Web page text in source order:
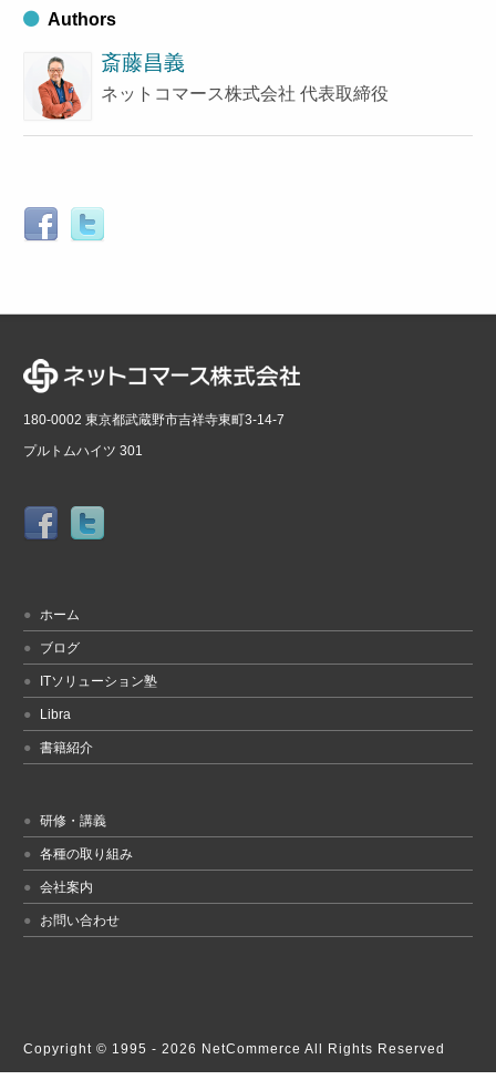
Authors
斎藤昌義
ネットコマース株式会社 代表取締役
180-0002 東京都武蔵野市吉祥寺東町3-14-7
プルトムハイツ 301
ホーム
ブログ
ITソリューション塾
Libra
書籍紹介
研修・講義
各種の取り組み
会社案内
お問い合わせ
Copyright © 1995 -2026 NetCommerce All Rights Reserved